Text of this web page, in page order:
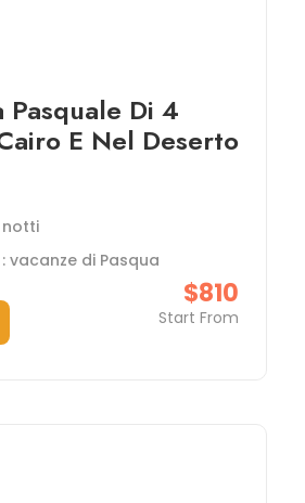
Di 4
E Nel Deserto
$810
Start From
notti
vacanze di Pasqua